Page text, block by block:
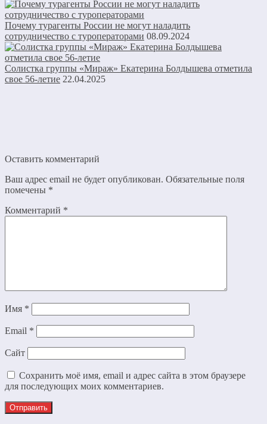
Почему турагенты России не могут наладить
сотрудничество с туроператорами 08.09.2024
Солистка группы «Мираж» Екатерина Болдышева отметила
свое 56-летие 22.04.2025
Оставить комментарий
Ваш адрес email не будет опубликован. Обязательные поля
помечены *
Комментарий *
Имя *
Email *
Сайт
Сохранить моё имя, email и адрес сайта в этом браузере
для последующих моих комментариев.